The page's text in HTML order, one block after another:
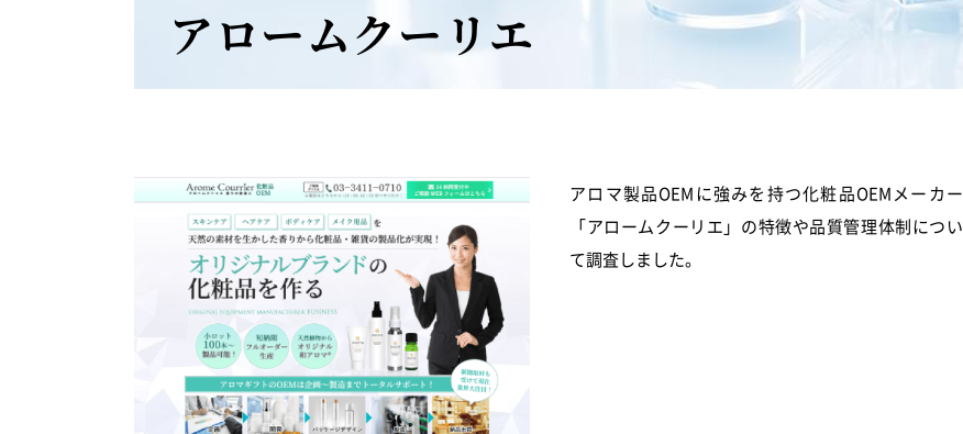
アロームクーリエ
アロマ製品OEMに強みを持つ化粧品OEMメーカー
「アロームクーリエ」の特徴や品質管理体制につい
て調査しました。